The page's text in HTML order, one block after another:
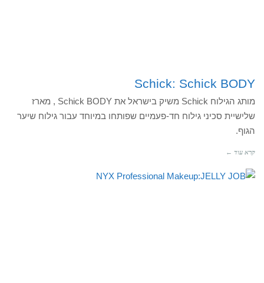
Schick: Schick BODY
מותג הגילוח Schick משיק בישראל את Schick BODY , מארז
שלישיית סכיני גילוח חד-פעמיים שפותחו במיוחד עבור גילוח שיער
הגוף.
קרא עוד ←